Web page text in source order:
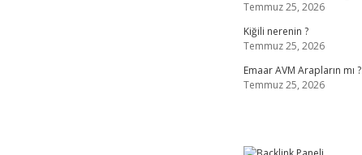
Temmuz 25, 2026
Kiğili nerenin ?
Temmuz 25, 2026
Emaar AVM Arapların mı ?
Temmuz 25, 2026